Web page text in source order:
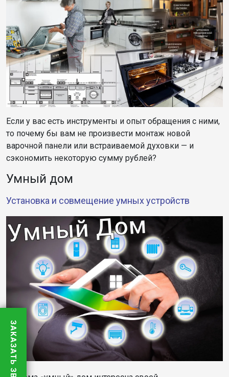
Если у вас есть инструменты и опыт обращения с ними,
то почему бы вам не произвести монтаж новой
варочной панели или встраиваемой духовки — и
сэкономить некоторую сумму рублей?
Умный дом
Установка и совмещение умных устройств